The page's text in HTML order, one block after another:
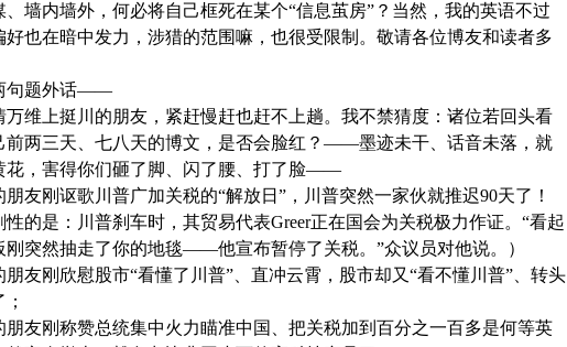
、墙内墙外，何必将自己框死在某个“信息茧房”？当然，我的英语不过
好也在暗中发力，涉猎的范围嘛，也很受限制。敬请各位博友和读者多
题外话——
上挺川的朋友，紧赶慢赶也赶不上趟。我不禁猜度：诸位若回头看
前两三天、七八天的博文，是否会脸红？——墨迹未干、话音未落，就
花，害得你们砸了脚、闪了腰、打了脸——
刚讴歌川普广加关税的“解放日”，川普突然一家伙就推迟90天了！
性的是：川普刹车时，其贸易代表Greer正在国会为关税极力作证。“看起
刚突然抽走了你的地毯——他宣布暂停了关税。”众议员对他说。）
刚欣慰股市“看懂了川普”、直冲云霄，股市却又“看不懂川普”、转头
刚称赞总统集中火力瞄准中国、把关税加到百分之一百多是何等英